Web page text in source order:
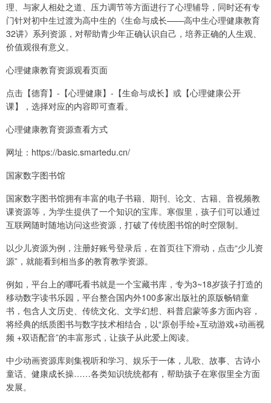
理、与家人相处之道、压力调节等方面进行了心理辅导，同时还有专
门针对初中生过渡为高中生的《生命与成长——高中生心理健康教育
32讲》系列资源，对帮助青少年正确认识自己，培养正确的人生观、
价值观很有意义。
心理健康教育资源观看页面
点击【德育】-【心理健康】-【生命与成长】或【心理健康公开
课】，选择对应的内容即可查看。
心理健康教育资源查看方式
网址：https://basic.smartedu.cn/
国家数字图书馆
国家数字图书馆拥有丰富的电子书籍、期刊、论文、古籍、音视频教
课资源等，为学生提供了一个知识的宝库。寒假里，孩子们可以通过
互联网随时随地访问这些资源，打破了传统图书馆的时空限制。
以少儿资源为例，注册好账号登录后，在首页往下滑动，点击“少儿资
源”，就能看到相当多的教育教学资源。
例如，平台上的哪吒看书就是一个宝藏书库，专为3~18岁孩子打造的
移动数字读书乐园，平台整合国内外100多家出版社的原版畅销童
书，包含人文历史、传统文化、文学幻想、科普启蒙等多方面内容，
将经典的纸质图书与数字技术相结合，以“原创手绘+互动游戏+动画视
频 +双语配音”的丰富形式，让孩子从此爱上阅读。
中少动画资源库则集视听和学习、娱乐于一体，儿歌、故事、古诗小
童话、健康成长操……各类知识统统都有，帮助孩子在寒假里全方面
发展。